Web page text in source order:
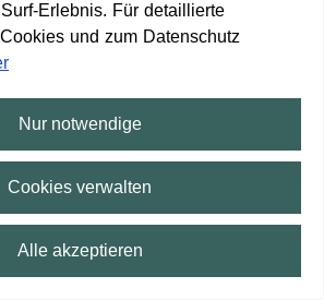
(Bw 5)
2:15 h 145 m
min
mit...
Max. 2 Umstiege
Reisezeit
Anwenden
Vollbild
Erlebnis. Für detaillierte
und zum Datenschutz
Nur notwendige
Cookies verwalten
Alle akzeptieren